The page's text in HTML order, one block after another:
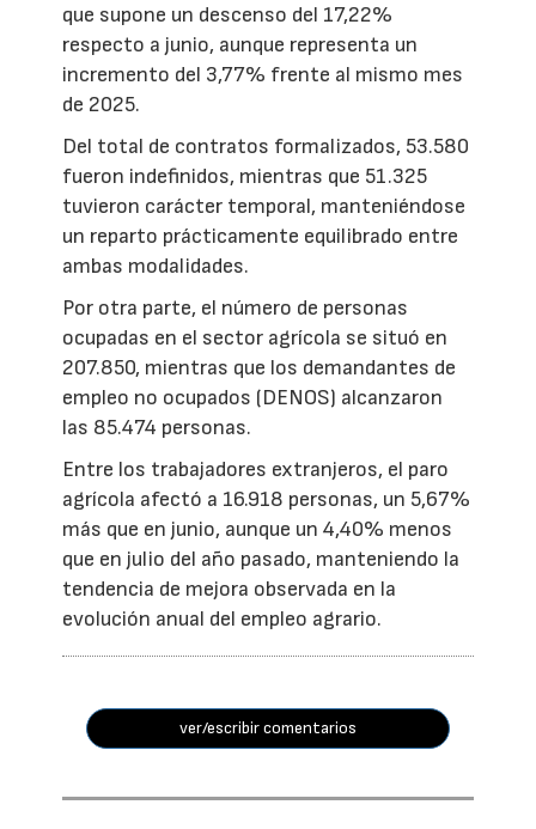
que supone un descenso del 17,22%
respecto a junio, aunque representa un
incremento del 3,77% frente al mismo mes
de 2025.
Del total de contratos formalizados, 53.580
fueron indefinidos, mientras que 51.325
tuvieron carácter temporal, manteniéndose
un reparto prácticamente equilibrado entre
ambas modalidades.
Por otra parte, el número de personas
ocupadas en el sector agrícola se situó en
207.850, mientras que los demandantes de
empleo no ocupados (DENOS) alcanzaron
las 85.474 personas.
Entre los trabajadores extranjeros, el paro
agrícola afectó a 16.918 personas, un 5,67%
más que en junio, aunque un 4,40% menos
que en julio del año pasado, manteniendo la
tendencia de mejora observada en la
evolución anual del empleo agrario.
ver/escribir comentarios